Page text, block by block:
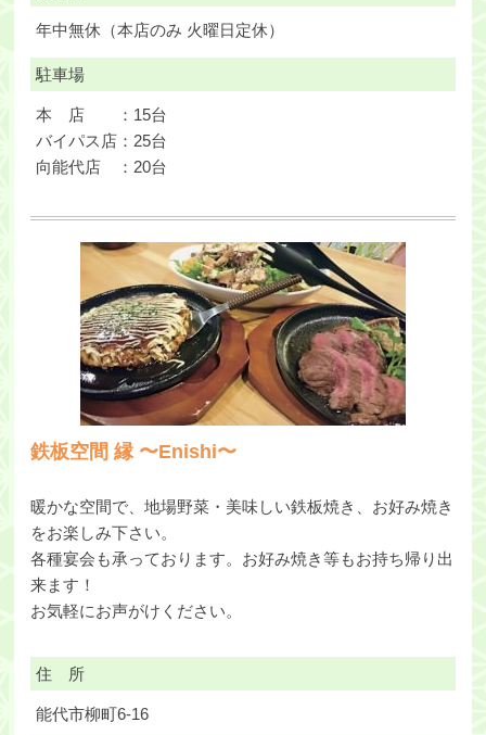
年中無休（本店のみ 火曜日定休）
駐車場
本 店 ：15台
バイパス店：25台
向能代店 ：20台
鉄板空間 縁 〜Enishi〜
暖かな空間で、地場野菜・美味しい鉄板焼き、お好み焼き
をお楽しみ下さい。
各種宴会も承っております。お好み焼き等もお持ち帰り出
来ます！
お気軽にお声がけください。
住 所
能代市柳町6-16